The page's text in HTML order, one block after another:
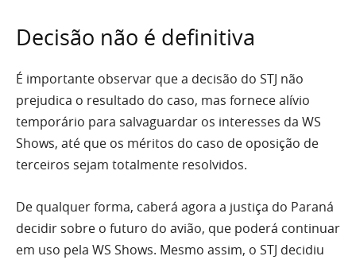
Decisão não é definitiva
É importante observar que a decisão do STJ não
prejudica o resultado do caso, mas fornece alívio
temporário para salvaguardar os interesses da WS
Shows, até que os méritos do caso de oposição de
terceiros sejam totalmente resolvidos.
De qualquer forma, caberá agora a justiça do Paraná
decidir sobre o futuro do avião, que poderá continuar
em uso pela WS Shows. Mesmo assim, o STJ decidiu